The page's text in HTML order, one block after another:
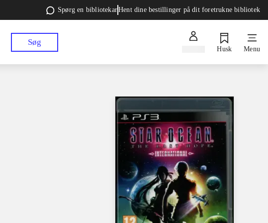
Spørg en bibliotekarHent dine bestillinger på dit foretrukne bibliotek
Søg
Husk Menu